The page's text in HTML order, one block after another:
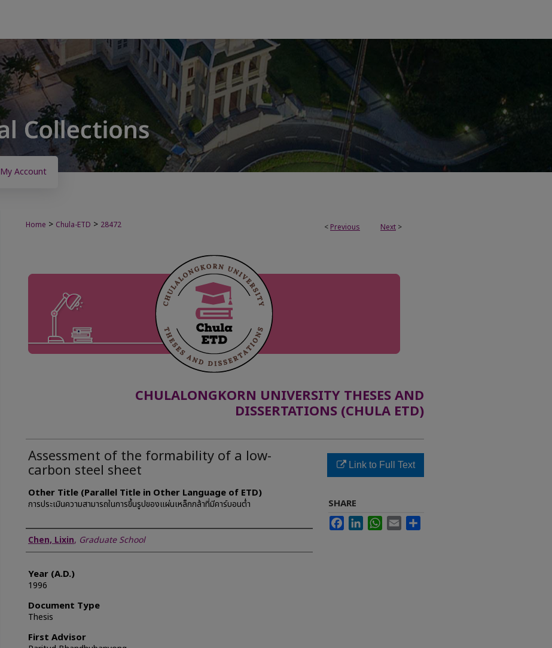
My Account
< Previous Next >
Home > Chula-ETD > 28472
CHULALONGKORN UNIVERSITY THESES AND
DISSERTATIONS (CHULA ETD)
Assessment of the formability of a low-
carbon steel sheet
Other Title (Parallel Title in Other Language of ETD)
การประเมินความสามารถในการขึ้นรูปของแผ่นเหล็กกล้าที่มีคาร์บอนต่ำ
Author
Chen, Lixin, Graduate School
Year (A.D.)
1996
Document Type
Thesis
First Advisor
Link to Full Text
SHARE
FacebookLinkedInWhatsApp
Email